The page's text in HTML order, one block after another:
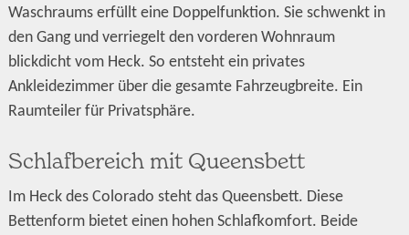
Waschraums erfüllt eine Doppelfunktion. Sie schwenkt in
den Gang und verriegelt den vorderen Wohnraum
blickdicht vom Heck. So entsteht ein privates
Ankleidezimmer über die gesamte Fahrzeugbreite. Ein
Raumteiler für Privatsphäre.
Schlafbereich mit Queensbett
Im Heck des Colorado steht das Queensbett. Diese
Bettenform bietet einen hohen Schlafkomfort. Beide